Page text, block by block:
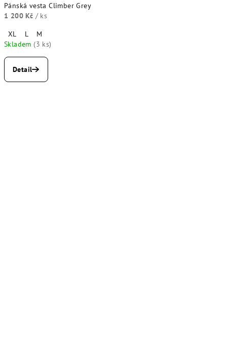
Pánská vesta Climber Grey
1 200 Kč / ks
XL
L
M
Skladem (3 ks)
Detail